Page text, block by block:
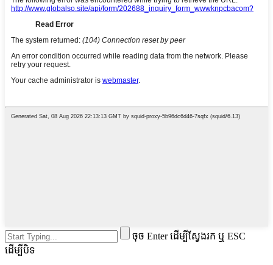
ចុច Enter ដើម្បីស្វែងរក ឬ ESC
ដើម្បីបិទ